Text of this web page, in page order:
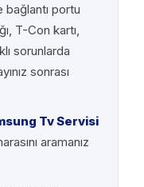
bağlantı portu
T-Con kartı,
sorunlarda
sonrası
Tv Servisi
aramanız